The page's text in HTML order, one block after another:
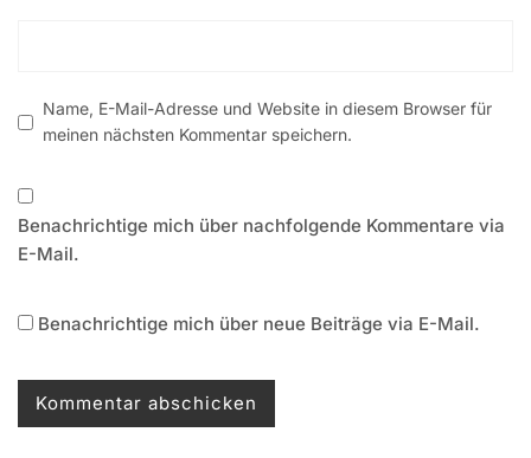
Name, E-Mail-Adresse und Website in diesem Browser für
meinen nächsten Kommentar speichern.
Benachrichtige mich über nachfolgende Kommentare via
E-Mail.
Benachrichtige mich über neue Beiträge via E-Mail.